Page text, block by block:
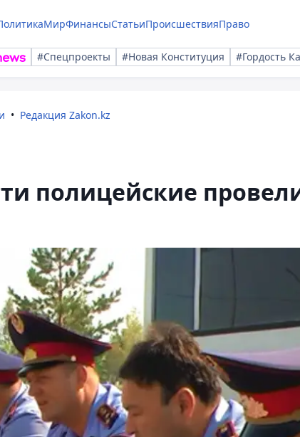
МирФинансыСтатьиПроисшествияПраво
#Спецпроекты #Новая Конституция #Гордость
Редакция Zakon.kz
полицейские